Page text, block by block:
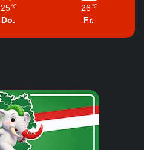
25 ℃
Do.
26 ℃
Fr.